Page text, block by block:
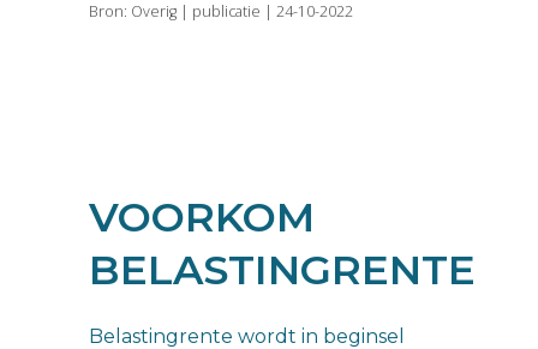
Bron: Overig | publicatie | 24-10-2022
VOORKOM
BELASTINGRENTE
Belastingrente wordt in beginsel